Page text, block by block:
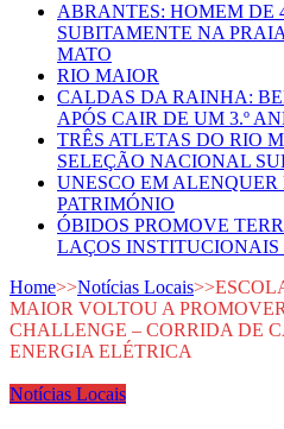
ABRANTES: HOMEM DE
SUBITAMENTE NA
MATO
RIO MAIOR
CALDAS DA RAINHA:
APÓS CAIR DE UM 3.º
TRÊS ATLETAS DO RIO
SELEÇÃO NACIONAL
UNESCO EM ALENQUER
PATRIMÓNIO
ÓBIDOS PROMOVE
LAÇOS INSTITUCIONAIS
Home>>Notícias Locais>>
MAIOR VOLTOU A
CHALLENGE – CORRIDA DE
ENERGIA ELÉTRICA
Notícias Locais